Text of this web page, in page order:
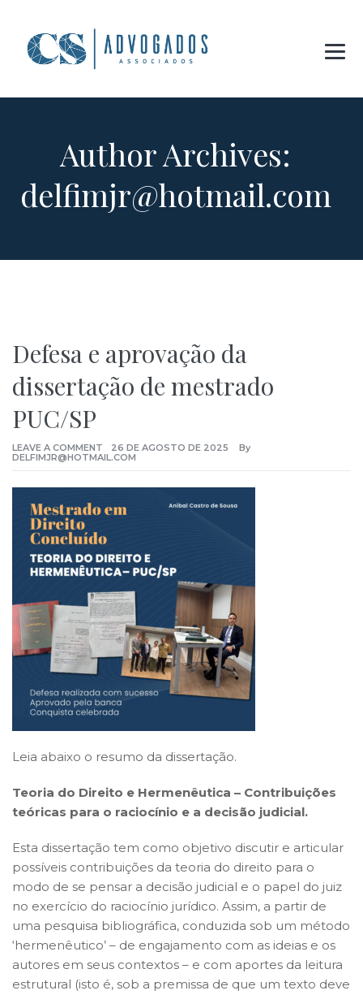
Author Archives:
delfimjr@hotmail.com
Defesa e aprovação da
dissertação de mestrado
PUC/SP
LEAVE A COMMENT 26 DE AGOSTO DE 2025
By
DELFIMJR@HOTMAIL.COM
Leia abaixo o resumo da dissertação.
Teoria do Direito e Hermenêutica – Contribuições
teóricas para o raciocínio e a decisão judicial.
Esta dissertação tem como objetivo discutir e articular
possíveis contribuições da teoria do direito para o
modo de se pensar a decisão judicial e o papel do juiz
no exercício do raciocínio jurídico. Assim, a partir de
uma pesquisa bibliográfica, conduzida sob um método
‘hermenêutico’ – de engajamento com as ideias e os
autores em seus contextos – e com aportes da leitura
estrutural (isto é, sob a premissa de que um texto deve